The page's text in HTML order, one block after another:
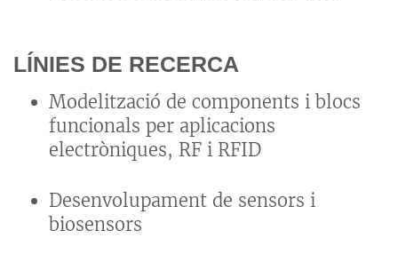
LÍNIES DE RECERCA
Modelització de components i blocs
funcionals per aplicacions
electròniques, RF i RFID
Desenvolupament de sensors i
biosensors